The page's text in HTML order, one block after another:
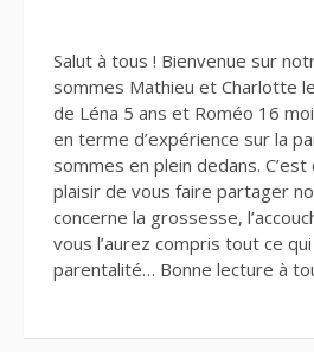
Salut à tous ! Bienvenue sur
sommes Mathieu et Charlotte
de Léna 5 ans et Roméo 16
en terme d’expérience sur la
sommes en plein dedans.
plaisir de vous faire partager
concerne la grossesse,
vous l’aurez compris tout ce
parentalité… Bonne lecture à